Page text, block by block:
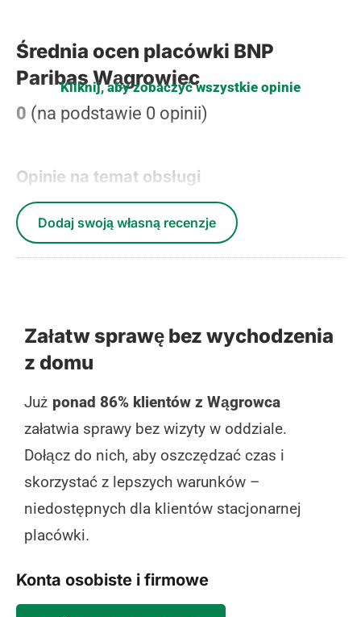
Średnia ocen placówki BNP
Paribas Wągrowiec
0 (na podstawie 0 opinii)
Opinie na temat obsługi
Kliknij, aby zobaczyć wszystkie opinie
Dodaj swoją własną recenzje
Załatw sprawę bez wychodzenia
z domu
Już ponad 86% klientów z Wągrowca
załatwia sprawy bez wizyty w oddziale.
Dołącz do nich, aby oszczędzać czas i
skorzystać z lepszych warunków –
niedostępnych dla klientów stacjonarnej
placówki.
Konta osobiste i firmowe